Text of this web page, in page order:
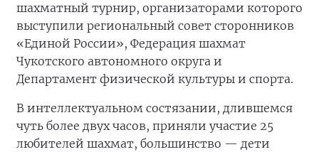
шахматный турнир, организаторами которого
выступили региональный совет сторонников
«Единой России», Федерация шахмат
Чукотского автономного округа и
Департамент физической культуры и спорта.
В интеллектуальном состязании, длившемся
чуть более двух часов, приняли участие 25
любителей шахмат, большинство — дети